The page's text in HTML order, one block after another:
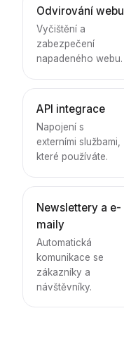
Odvirování webu
Vyčištění a
zabezpečení
napadeného webu.
API integrace
Napojení s
externími službami,
které používáte.
Newslettery a e-
maily
Automatická
komunikace se
zákazníky a
návštěvníky.